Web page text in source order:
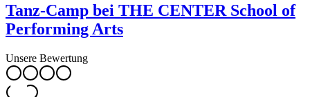
Tanz-Camp bei THE CENTER School of
Performing Arts
Unsere Bewertung